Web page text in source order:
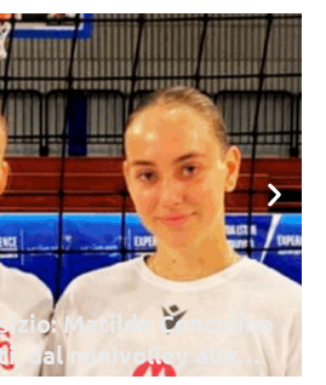
Matilde Concolino
dal minivolley alla…